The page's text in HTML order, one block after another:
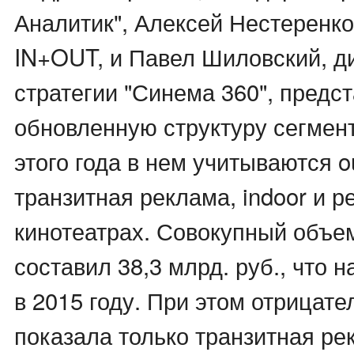
Аналитик", Алексей
IN+OUT, и Павел Шиловский,
стратегии "Синема 360",
обновленную структуру
этого года в нем учитываются
транзитная реклама, indoor и
кинотеатрах. Совокупный
составил 38,3 млрд. руб., что
в 2015 году. При этом
показала только транзитная